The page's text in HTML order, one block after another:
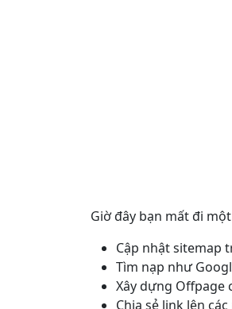
Giờ đây bạn mất đi
Cập nhật sitemap
Tìm nạp như
Xây dựng Offpage
Chia sẻ link lên